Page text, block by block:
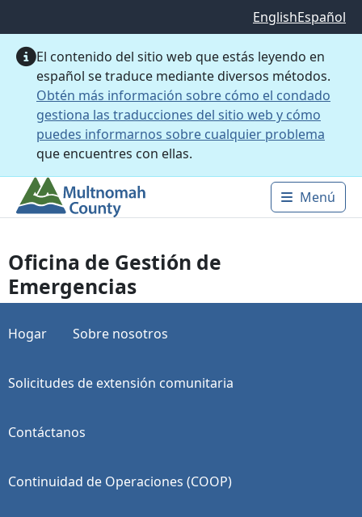
EnglishEspañol
El contenido del sitio web que estás leyendo en
español se traduce mediante diversos métodos.
Obtén más información sobre cómo el condado
gestiona las traducciones del sitio web y cómo
puedes informarnos sobre cualquier problema
que encuentres con ellas.
Main
Menú
Oficina de Gestión de
Emergencias
Hogar Sobre nosotros
Solicitudes de extensión comunitaria
Contáctanos
Continuidad de Operaciones (COOP)